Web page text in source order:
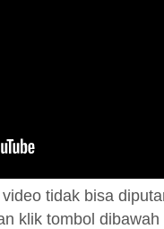
tidak bisa
klik tombol dibawah